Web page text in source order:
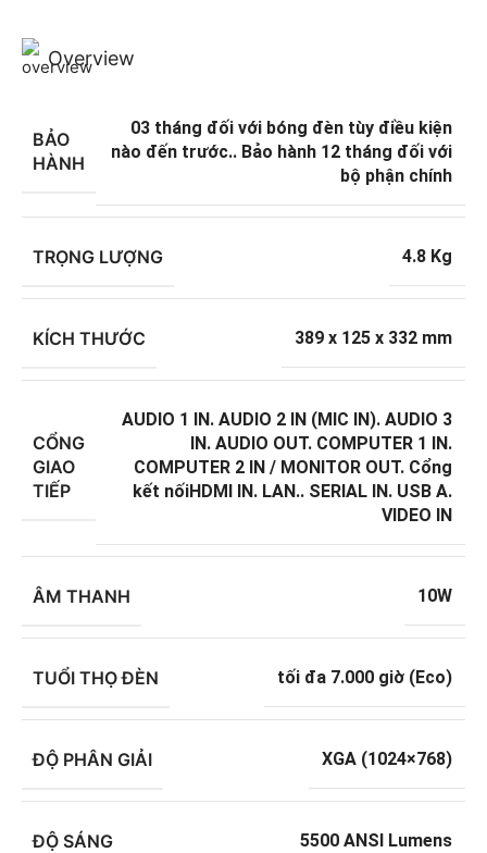
Overview
BẢO
HÀNH
03 tháng đối với bóng đèn tùy điều kiện
nào đến trước.. Bảo hành 12 tháng đối với
bộ phận chính
TRỌNG LƯỢNG 4.8 Kg
KÍCH THƯỚC 389 x 125 x 332 mm
CỔNG
GIAO
TIẾP
AUDIO 1 IN. AUDIO 2 IN (MIC IN). AUDIO 3
IN. AUDIO OUT. COMPUTER 1 IN.
COMPUTER 2 IN / MONITOR OUT. Cổng
kết nốiHDMI IN. LAN.. SERIAL IN. USB A.
VIDEO IN
ÂM THANH 10W
TUỔI THỌ ĐÈN tối đa 7.000 giờ (Eco)
ĐỘ PHÂN GIẢI XGA (1024×768)
ĐỘ SÁNG 5500 ANSI Lumens